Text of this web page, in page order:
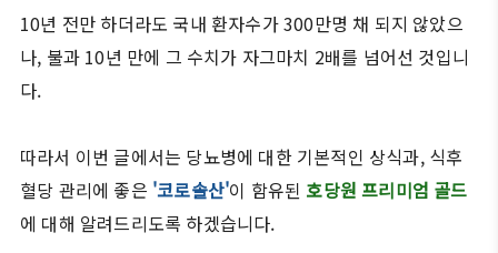
10년 전만 하더라도 국내 환자수가 300만명 채 되지 않았으
나, 불과 10년 만에 그 수치가 자그마치 2배를 넘어선 것입니
다.
따라서 이번 글에서는 당뇨병에 대한 기본적인 상식과, 식후
혈당 관리에 좋은 '코로솔산'이 함유된 호당원 프리미엄 골드
에 대해 알려드리도록 하겠습니다.